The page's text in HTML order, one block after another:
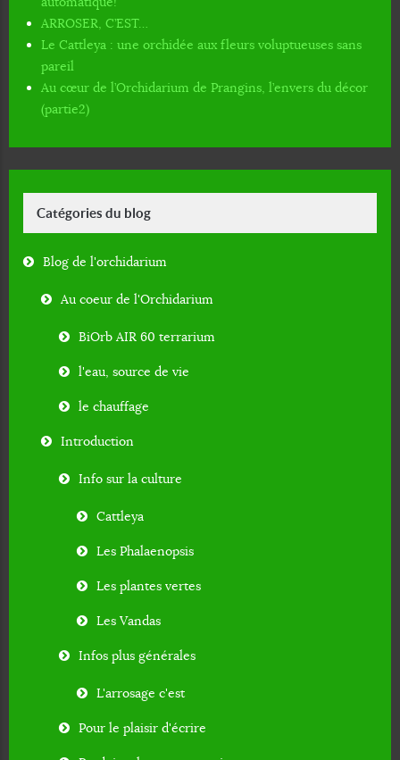
ARROSER, C’EST…
Le Cattleya : une orchidée aux fleurs voluptueuses sans
pareil
Au cœur de l’Orchidarium de Prangins, l’envers du décor
(partie2)
Catégories du blog
Blog de l'orchidarium
Au coeur de l'Orchidarium
BiOrb AIR 60 terrarium
l'eau, source de vie
le chauffage
Introduction
Info sur la culture
Cattleya
Les Phalaenopsis
Les plantes vertes
Les Vandas
Infos plus générales
L'arrosage c'est
Pour le plaisir d'écrire